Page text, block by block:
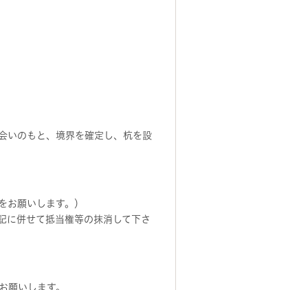
いのもと、境界を確定し、杭を設
願いします。）
に併せて抵当権等の抹消して下さ
いします。